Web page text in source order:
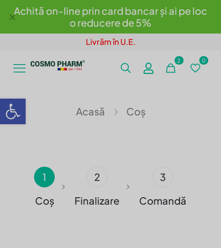
Deschide bara de unelte
Achită on-line prin card bancar și ai pe loc
o reducere de 5%
✕
Livrăm în U.E.
2 0
Acasă Coș
1
Coș
2
Finalizare
3
Comandă